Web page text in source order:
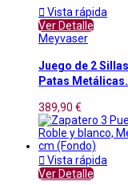
 Vista rápida
Ver Detalle
Meyvaser
Juego de 2
Patas
389,90 €
 Vista rápida
Ver Detalle